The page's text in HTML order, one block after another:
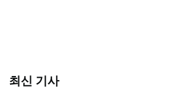
최신 기사